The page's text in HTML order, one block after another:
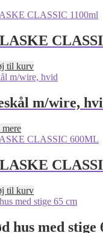
til kurv
m/wire,
til kurv
hus med stige